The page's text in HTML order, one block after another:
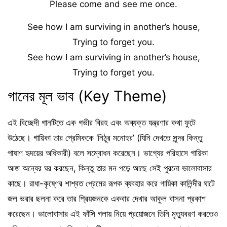
Please come and see me once.
See how I am surviving in another’s house,
Trying to forget you.
See how I am surviving in another’s house,
Trying to forget you.
গানের মূল ভাব (Key Theme)
এই বিচ্ছেদী গানটিতে এক গভীর বিরহ এবং অব্যক্ত যন্ত্রণার কথা ফুটে
উঠেছে। গায়িকা তার প্রেমিককে ‘নিঠুর মনোহর’ (যিনি দেখতে সুন্দর কিন্তু
পাষাণ হৃদয়ের অধিকারী) বলে সম্বোধন করেছেন। ভাগ্যের পরিহাসে গায়িকা
আজ অন্যের ঘর করছেন, কিন্তু তার মন পড়ে আছে সেই পুরনো ভালোবাসার
কাছে। রাধা-কৃষ্ণের শাশ্বত প্রেমের রূপক ব্যবহার করে গায়িকা কালিন্দীর ঘাটে
জল ভরার ছলনা করে তার প্রিয়জনকে একবার দেখার আকুল বাসনা প্রকাশ
করেছেন। ভালোবাসার এই ফাঁসি গলায় নিয়ে প্রয়োজনে তিনি মৃত্যুবরণ করতেও